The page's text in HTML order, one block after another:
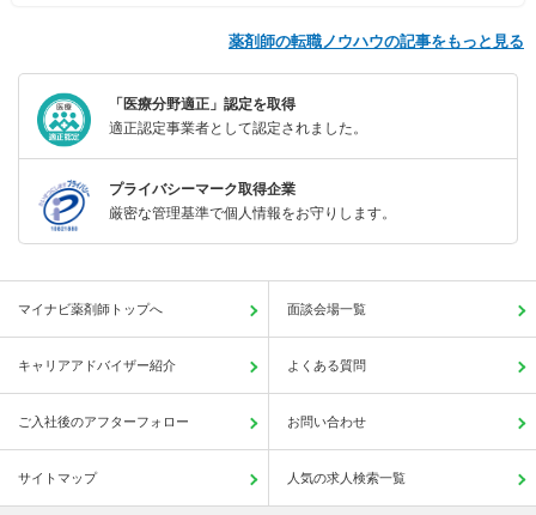
薬剤師の転職ノウハウの記事をもっと見る
「医療分野適正」認定を取得
適正認定事業者として認定されました。
プライバシーマーク取得企業
厳密な管理基準で個人情報をお守りします。
マイナビ薬剤師トップへ 面談会場一覧
キャリアアドバイザー紹介 よくある質問
ご入社後のアフターフォロー お問い合わせ
サイトマップ 人気の求人検索一覧